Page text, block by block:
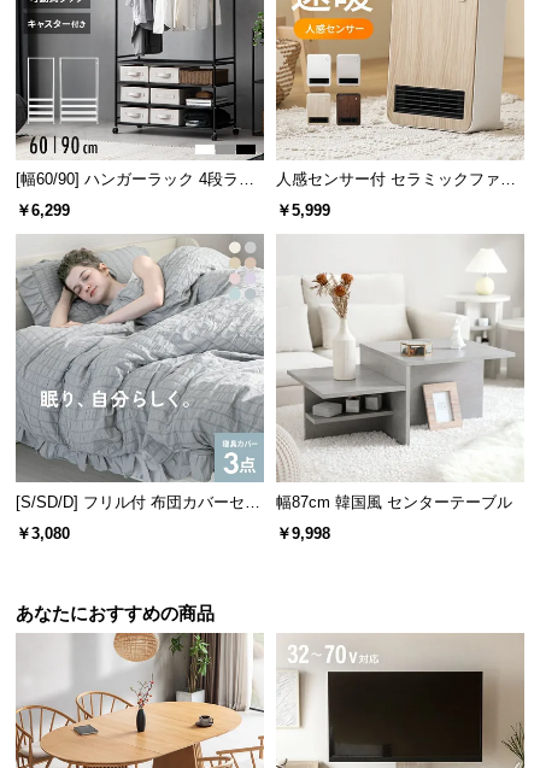
業
情
o.,
[幅60/90] ハンガーラック 4段ラッ
ク収納 キャスター付き
￥6,299
人感センサー付 セラミックファン
ヒーター スタイリッシュモデル
￥5,999
[S/SD/D] フリル付 布団カバーセッ
ト シアサッカータイプ
￥3,080
幅87cm 韓国風 センターテーブル
￥9,998
あなたにおすすめの商品